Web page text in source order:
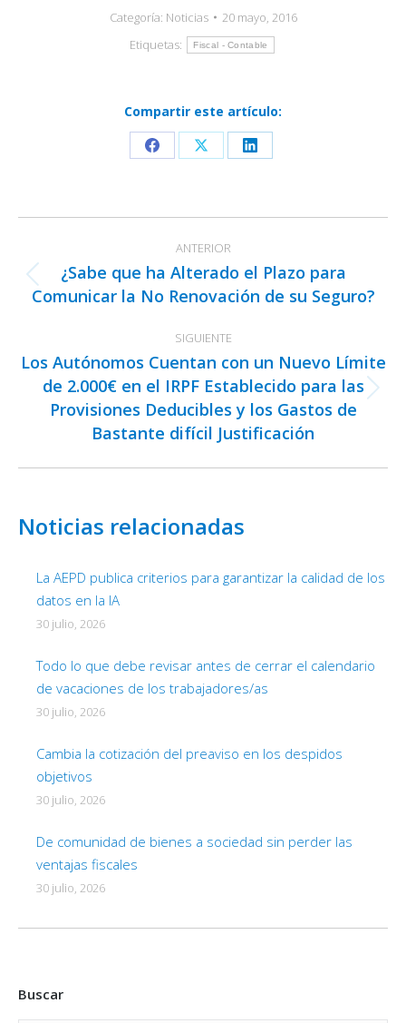
Categoría: Noticias
20 mayo, 2016
Etiquetas:
Fiscal - Contable
Compartir este artículo:
Share
Facebook
Share
X
Share
LinkedIn
entre
publicaciones
ANTERIOR
Publicación
anterior:
¿Sabe que ha Alterado el Plazo para
Comunicar la No Renovación de su Seguro?
SIGUIENTE
Publicación
siguiente:
Los Autónomos Cuentan con un Nuevo Límite
de 2.000€ en el IRPF Establecido para las
Provisiones Deducibles y los Gastos de
Bastante difícil Justificación
Noticias relacionadas
La AEPD publica criterios para garantizar la calidad de los
datos en la IA
30 julio, 2026
Todo lo que debe revisar antes de cerrar el calendario
de vacaciones de los trabajadores/as
30 julio, 2026
Cambia la cotización del preaviso en los despidos
objetivos
30 julio, 2026
De comunidad de bienes a sociedad sin perder las
ventajas fiscales
30 julio, 2026
Buscar